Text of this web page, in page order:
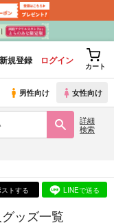
新規登録 ログイン
カート
男性向け 女性向け
詳細
検索
ストする LINEで送る
ッズ一覧